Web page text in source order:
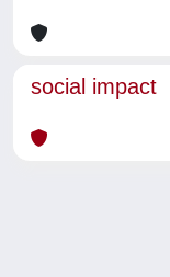
social impact